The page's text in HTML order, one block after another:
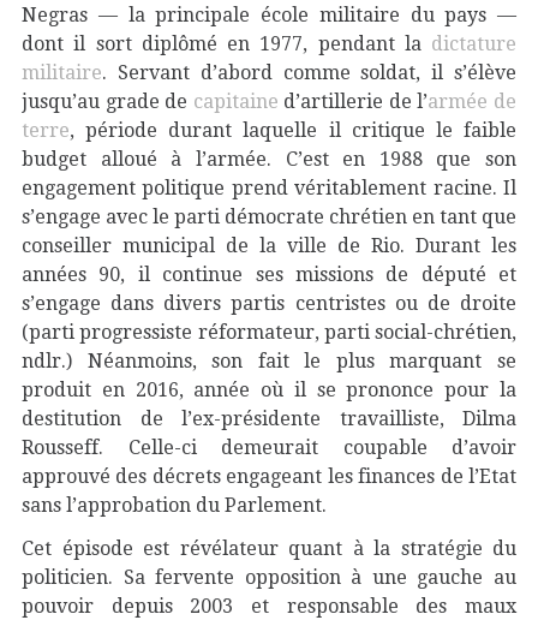
Negras — la principale école militaire du pays —
dont il sort diplômé en 1977, pendant la dictature
militaire. Servant d’abord comme soldat, il s’élève
jusqu’au grade de capitaine d’artillerie de l’armée de
terre, période durant laquelle il critique le faible
budget alloué à l’armée. C’est en 1988 que son
engagement politique prend véritablement racine. Il
s’engage avec le parti démocrate chrétien en tant que
conseiller municipal de la ville de Rio. Durant les
années 90, il continue ses missions de député et
s’engage dans divers partis centristes ou de droite
(parti progressiste réformateur, parti social-chrétien,
ndlr.) Néanmoins, son fait le plus marquant se
produit en 2016, année où il se prononce pour la
destitution de l’ex-présidente travailliste, Dilma
Rousseff. Celle-ci demeurait coupable d’avoir
approuvé des décrets engageant les finances de l’Etat
sans l’approbation du Parlement.
Cet épisode est révélateur quant à la stratégie du
politicien. Sa fervente opposition à une gauche au
pouvoir depuis 2003 et responsable des maux